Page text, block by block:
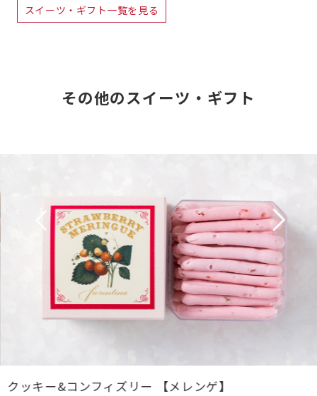
スイーツ・ギフト一覧を見る
その他のスイーツ・ギフト
クッキー&コンフィズリー 【メレンゲ】